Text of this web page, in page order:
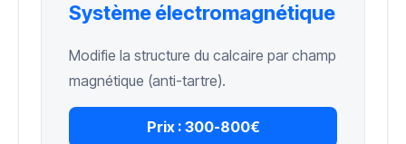
Système électromagnétique
Modifie la structure du calcaire par champ
magnétique (anti-tartre).
Prix : 300-800€